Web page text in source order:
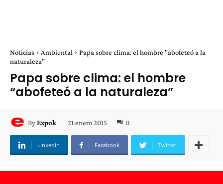
Noticias Ambiental
Papa sobre clima: el hombre "abofeteó a la
naturaleza"
Papa sobre clima: el hombre
“abofeteó a la naturaleza”
ByExpok 21 enero 2015 0
Linkedin Facebook Twitter